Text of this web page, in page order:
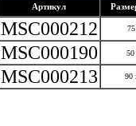
Артикул
MSC000212
MSC000190 50
MSC000213 90